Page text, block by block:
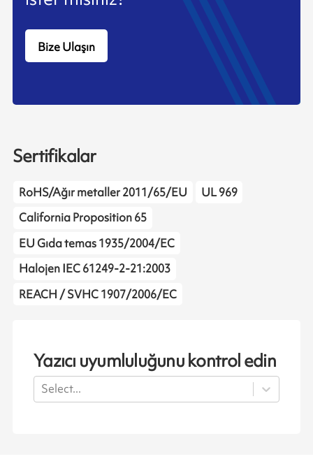
Bize Ulaşın
Sertifikalar
RoHS/Ağır metaller 2011/65/EU
UL 969
California Proposition 65
EU Gıda temas 1935/2004/EC
Halojen IEC 61249-2-21:2003
REACH / SVHC 1907/2006/EC
Yazıcı uyumluluğunu kontrol edin
Select...